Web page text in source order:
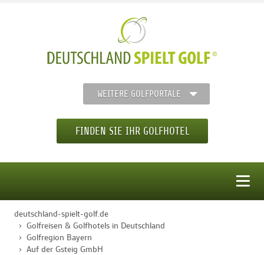
WEITERE GOLFPORTALE
FINDEN SIE IHR GOLFHOTEL
STARTSEITE
deutschland-spielt-golf.de
Golfreisen & Golfhotels in Deutschland
Golfregion Bayern
Auf der Gsteig GmbH